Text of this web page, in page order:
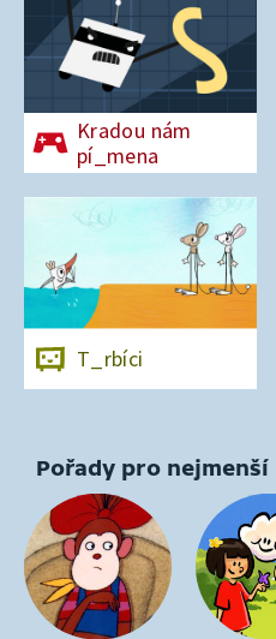
Kradou nám
pí_mena
T_rbíci
Pořady pro nejmenší